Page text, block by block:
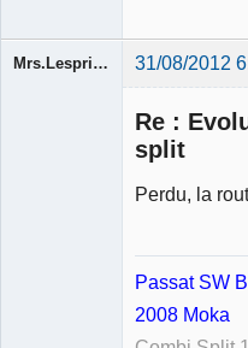
Mrs.Lespritfifi 31/08/2012
Re :
split
Perdu, la
Passat SW
2008 Moka